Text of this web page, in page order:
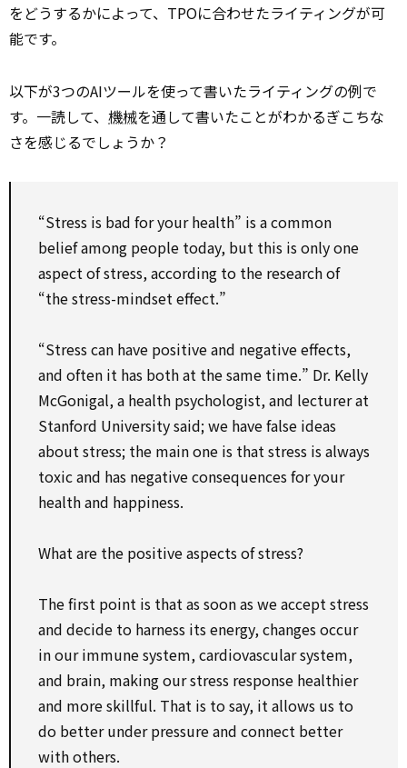
をどうするかによって、TPOに合わせたライティングが可
能です。
以下が3つのAIツールを使って書いたライティングの例で
す。一読して、 機械を通して書いたことがわかるぎこちな
さを感じるでしょうか？
“Stress is bad for your health” is a common
belief among people today, but this is only one
aspect of stress, according to the research of
“the stress-mindset effect.”
“Stress can have positive and negative effects,
and often it has both at the same time.” Dr. Kelly
McGonigal, a health psychologist, and lecturer at
Stanford University said; we have false ideas
about stress; the main one is that stress is always
toxic and has negative consequences for your
health and happiness.
What are the positive aspects of stress?
The first point is that as soon as we accept stress
and decide to harness its energy, changes occur
in our immune system, cardiovascular system,
and brain, making our stress response healthier
and more skillful. That is to say, it allows us to
do better under pressure and connect better
with others.